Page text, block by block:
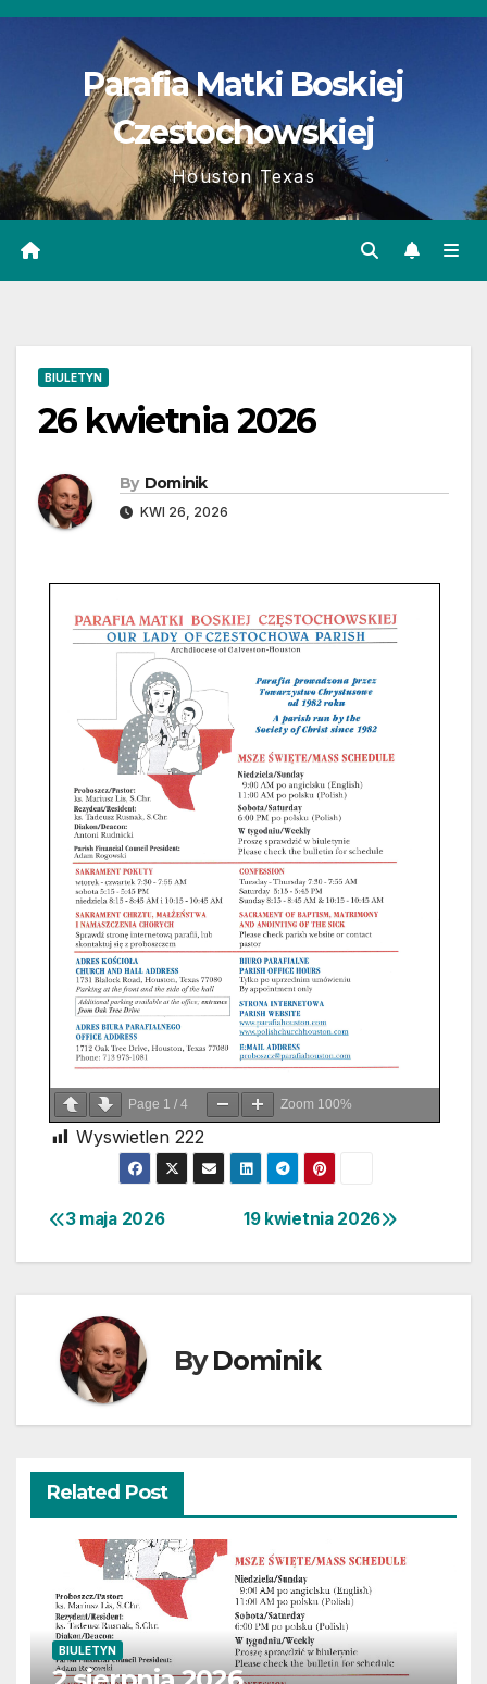
Skip
Parafia Matki Boskiej
Czestochowskiej
Houston Texas
BIULETYN
26 kwietnia 2026
By Dominik
KWI 26, 2026
Page 1 / 4 Zoom 100%
Wyswietlen 222
Nawigacja
wpisu
19 kwietnia 2026
3 maja 2026
ByDominik
Related Post
BIULETYN